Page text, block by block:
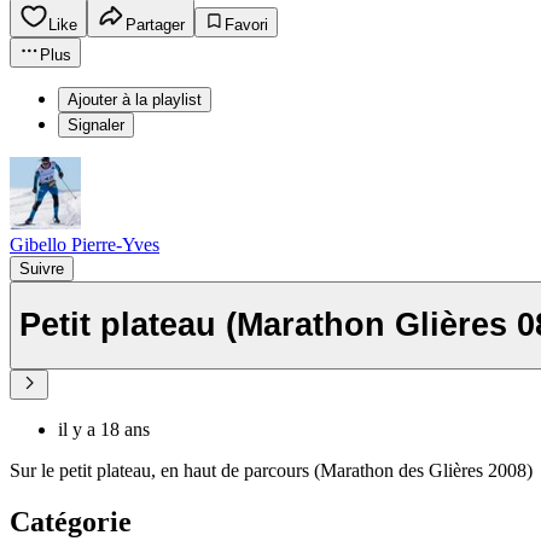
Like Partager
Favori
Plus
Ajouter à la playlist
Signaler
Gibello Pierre-Yves
Suivre
Petit plateau (Marathon Glières
il y a 18 ans
Sur le petit plateau, en haut de parcours (Marathon des Glières 2008)
Catégorie